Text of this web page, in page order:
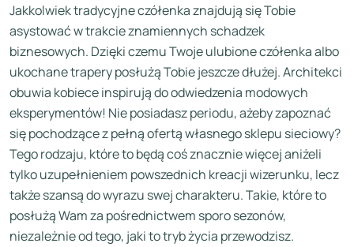
Jakkolwiek tradycyjne czółenka znajdują się Tobie
asystować w trakcie znamiennych schadzek
biznesowych. Dzięki czemu Twoje ulubione czółenka albo
ukochane trapery posłużą Tobie jeszcze dłużej. Architekci
obuwia kobiece inspirują do odwiedzenia modowych
eksperymentów! Nie posiadasz periodu, ażeby zapoznać
się pochodzące z pełną ofertą własnego sklepu sieciowy?
Tego rodzaju, które to będą coś znacznie więcej aniżeli
tylko uzupełnieniem powszednich kreacji wizerunku, lecz
także szansą do wyrazu swej charakteru. Takie, które to
posłużą Wam za pośrednictwem sporo sezonów,
niezależnie od tego, jaki to tryb życia przewodzisz.